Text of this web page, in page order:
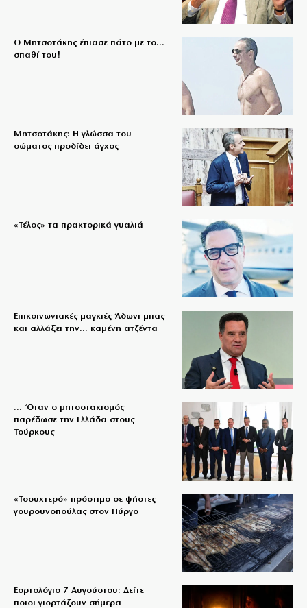
Ο Μητσοτάκης έπιασε πάτο με το…
σπαθί του!
Μητσοτάκης: Η γλώσσα του
σώματος προδίδει άγχος
«Τέλος» τα πρακτορικά γυαλιά
Επικοινωνιακές μαγκιές Άδωνι μπας
και αλλάξει την… καμένη ατζέντα
… Όταν ο μητσοτακισμός
παρέδωσε την Ελλάδα στους
Τούρκους
«Τσουχτερό» πρόστιμο σε ψήστες
γουρουνοπούλας στον Πύργο
Εορτολόγιο 7 Αυγούστου: Δείτε
ποιοι γιορτάζουν σήμερα